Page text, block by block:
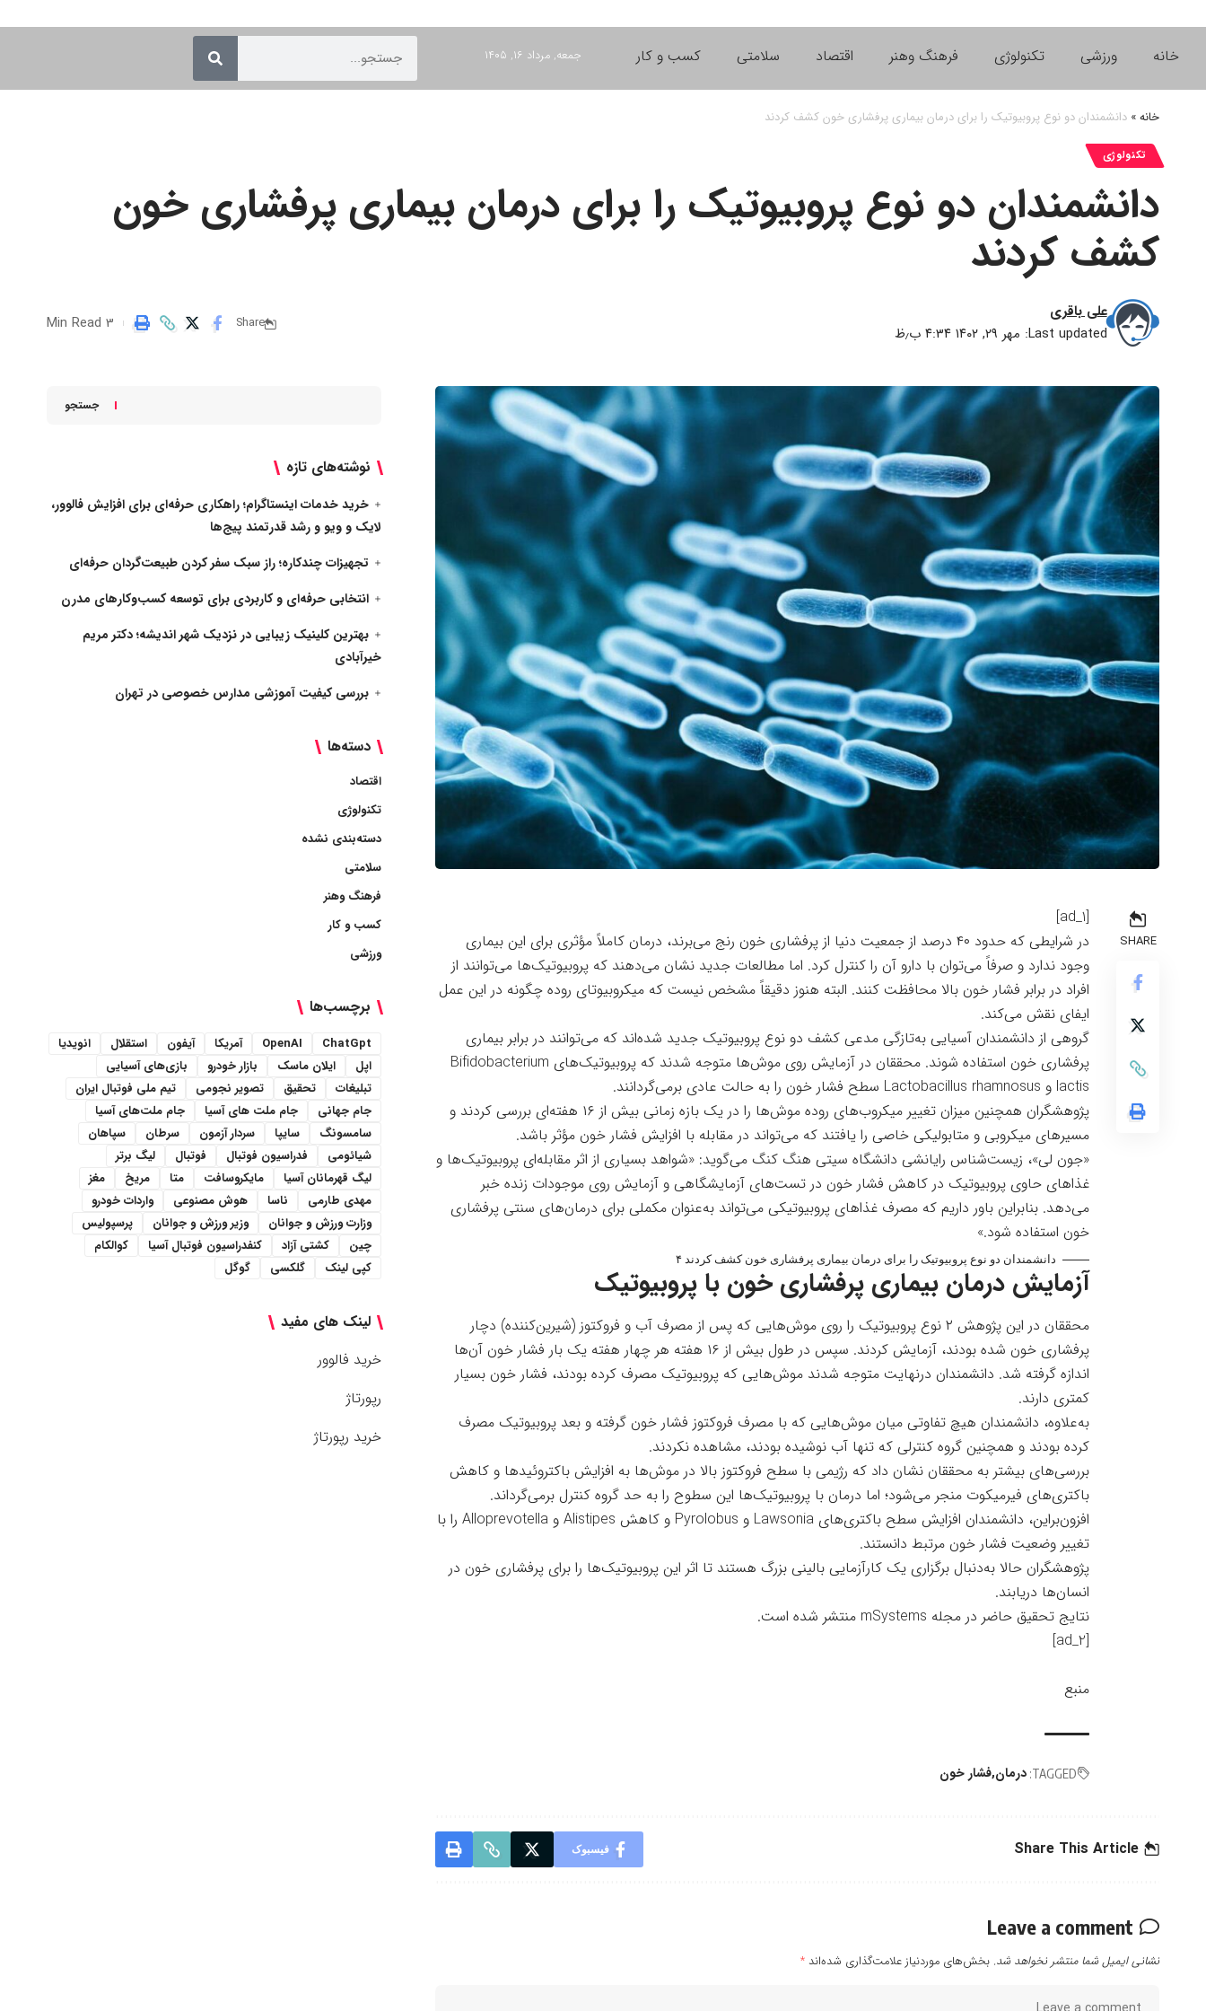
خانه ورزشی تکنولوژی فرهنگ وهنر اقتصاد سلامتی کسب و کار جمعه, مرداد ۱۶, ۱۴۰۵
خانه» دانشمندان دو نوع پروبیوتیک را برای درمان بیماری پرفشاری خون کشف کردند
تکنولوژی
دانشمندان دو نوع پروبیوتیک را برای درمان بیماری پرفشاری خون
کشف کردند
Last updated: مهر ۲۹, ۱۴۰۲ ۴:۳۴ ب٫ظ
علی باقری
Share
3 Min Read
SHARE
[ad_1]
در شرایطی که حدود ۴۰ درصد از جمعیت دنیا از پرفشاری خون رنج می‌برند، درمان کاملاً مؤثری برای این بیماری
وجود ندارد و صرفاً می‌توان با دارو آن را کنترل کرد. اما مطالعات جدید نشان می‌دهند که پروبیوتیک‌ها می‌توانند از
افراد در برابر فشار خون بالا محافظت کنند. البته هنوز دقیقاً مشخص نیست که میکروبیوتای روده چگونه در این عمل
ایفای نقش می‌کند.
گروهی از دانشمندان آسیایی به‌تازگی مدعی کشف دو نوع پروبیوتیک جدید شده‌اند که می‌توانند در برابر بیماری
پرفشاری خون استفاده شوند. محققان در آزمایش روی موش‌ها متوجه شدند که پروبیوتیک‌های Bifidobacterium
lactis و Lactobacillus rhamnosus سطح فشار خون را به حالت عادی برمی‌گردانند.
پژوهشگران همچنین میزان تغییر میکروب‌های روده موش‌ها را در یک بازه زمانی بیش از ۱۶ هفته‌ای بررسی کردند و
مسیرهای میکروبی و متابولیکی خاصی را یافتند که می‌تواند در مقابله با افزایش فشار خون مؤثر باشد.
«جون لی»، زیست‌شناس رایانشی دانشگاه سیتی هنگ کنگ می‌گوید: «شواهد بسیاری از اثر مقابله‌ای پروبیوتیک‌ها و
غذاهای حاوی پروبیوتیک در کاهش فشار خون در تست‌های آزمایشگاهی و آزمایش روی موجودات زنده خبر
می‌دهد. بنابراین باور داریم که مصرف غذاهای پروبیوتیکی می‌تواند به‌عنوان مکملی برای درمان‌های سنتی پرفشاری
خون استفاده شود.»
دانشمندان دو نوع پروبیوتیک را برای درمان بیماری پرفشاری خون کشف کردند ۴
آزمایش درمان بیماری پرفشاری خون با پروبیوتیک
محققان در این پژوهش ۲ نوع پروبیوتیک را روی موش‌هایی که پس از مصرف آب و فروکتوز (شیرین‌کننده) دچار
پرفشاری خون شده بودند، آزمایش کردند. سپس در طول بیش از ۱۶ هفته هر چهار هفته یک بار فشار خون آن‌ها
اندازه گرفته شد. دانشمندان درنهایت متوجه شدند موش‌هایی که پروبیوتیک مصرف کرده بودند، فشار خون بسیار
کمتری دارند.
به‌علاوه، دانشمندان هیچ تفاوتی میان موش‌هایی که با مصرف فروکتوز فشار خون گرفته و بعد پروبیوتیک مصرف
کرده بودند و همچنین گروه کنترلی که تنها آب نوشیده بودند، مشاهده نکردند.
بررسی‌های بیشتر به محققان نشان داد که رژیمی با سطح فروکتوز بالا در موش‌ها به افزایش باکتروئیدها و کاهش
باکتری‌های فیرمیکوت منجر می‌شود؛ اما درمان با پروبیوتیک‌ها این سطوح را به حد گروه کنترل برمی‌گرداند.
افزون‌براین، دانشمندان افزایش سطح باکتری‌های Lawsonia و Pyrolobus و کاهش Alistipes و Alloprevotella را با
تغییر وضعیت فشار خون مرتبط دانستند.
پژوهشگران حالا به‌دنبال برگزاری یک کارآزمایی بالینی بزرگ هستند تا اثر این پروبیوتیک‌ها را برای پرفشاری خون در
انسان‌ها دریابند.
نتایج تحقیق حاضر در مجله mSystems منتشر شده است.
[ad_2]
منبع
TAGGED: درمان فشار خون
Share This Article فیسبوک
Leave a comment
نشانی ایمیل شما منتشر نخواهد شد. بخش‌های موردنیاز علامت‌گذاری شده‌اند *
جستجو
نوشته‌های تازه
خرید خدمات اینستاگرام؛ راهکاری حرفه‌ای برای افزایش فالوور،
لایک و ویو و رشد قدرتمند پیج‌ها
تجهیزات چندکاره؛ راز سبک سفر کردن طبیعت‌گردان حرفه‌ای
انتخابی حرفه‌ای و کاربردی برای توسعه کسب‌وکارهای مدرن
بهترین کلینیک زیبایی در نزدیک شهر اندیشه؛ دکتر مریم
خیرآبادی
بررسی کیفیت آموزشی مدارس خصوصی در تهران
دسته‌ها
اقتصاد
تکنولوژی
دسته‌بندی نشده
سلامتی
فرهنگ وهنر
کسب و کار
ورزشی
برچسب‌ها
ChatGpt
OpenAI آمریکا آیفون استقلال
انویدیا
اپل
ایلان ماسک بازار خودرو
بازی‌های آسیایی
تبلیغات
تحقیق تصویر نجومی
تیم ملی فوتبال ایران
جام جهانی
جام ملت های آسیا
جام ملت‌های آسیا
سامسونگ
سایپا سردار آزمون سرطان
سپاهان
شیائومی
فدراسیون فوتبال فوتبال
لیگ برتر
لیگ قهرمانان آسیا
مایکروسافت متا مریخ
مغز
مهدی طارمی
ناسا هوش مصنوعی
واردات خودرو
وزارت ورزش و جوانان
وزیر ورزش و جوانان
پرسپولیس
چین
کشتی آزاد کنفدراسیون فوتبال آسیا
کوالکام
کپی لینک
گلکسی گوگل
لینک های مفید
خرید فالوور
رپورتاژ
خرید رپورتاژ